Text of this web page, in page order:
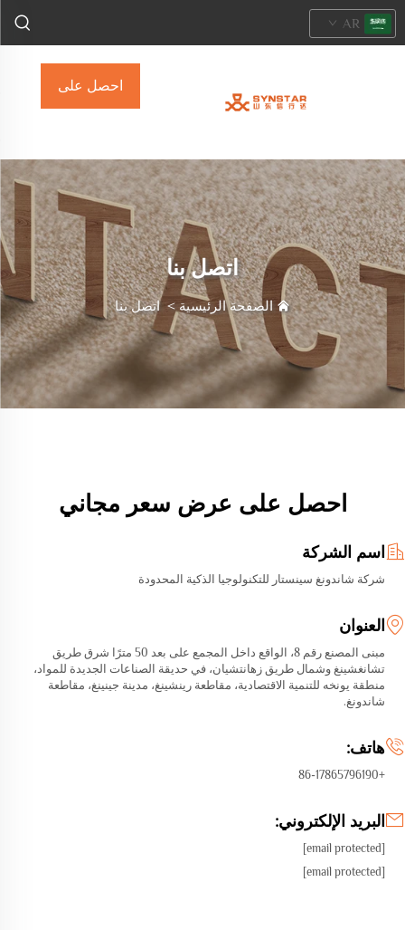
احصل على
AR
اتصل بنا
الصفحة الرئيسية>اتصل بنا
احصل على عرض سعر مجاني
اسم الشركة
شركة شاندونغ سينستار للتكنولوجيا الذكية المحدودة
العنوان
مبنى المصنع رقم 8، الواقع داخل المجمع على بعد 50 مترًا شرق طريق
تشانغشينغ وشمال طريق زهانتشيان، في حديقة الصناعات الجديدة للمواد،
منطقة يونخه للتنمية الاقتصادية، مقاطعة رينشينغ، مدينة جينينغ، مقاطعة
شاندونغ.
هاتف:
+86-17865796190
البريد الإلكتروني:
[email protected]
[email protected]